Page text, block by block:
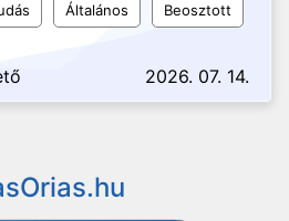
Általános Beosztott
2026. 07. 14.